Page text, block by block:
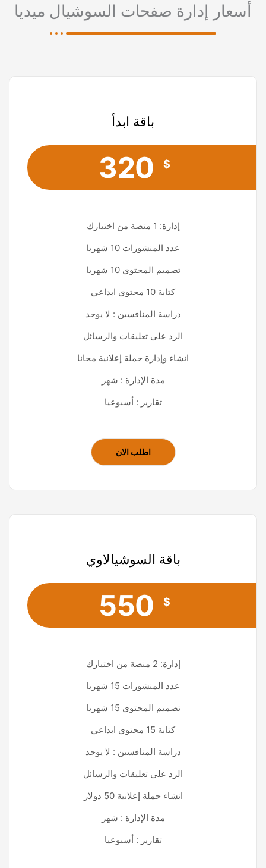
أسعار إدارة صفحات السوشيال ميديا
باقة ابدأ
$
320
إدارة: 1 منصة من اختيارك
عدد المنشورات 10 شهريا
تصميم المحتوي 10 شهريا
كتابة 10 محتوي ابداعي
دراسة المنافسين : لا يوجد
الرد علي تعليقات والرسائل
انشاء وإدارة حملة إعلانية مجانا
مدة الإدارة : شهر
تقارير : أسبوعيا
اطلب الان
باقة السوشيالاوي
$
550
إدارة: 2 منصة من اختيارك
عدد المنشورات 15 شهريا
تصميم المحتوي 15 شهريا
كتابة 15 محتوي ابداعي
دراسة المنافسين : لا يوجد
الرد علي تعليقات والرسائل
انشاء حملة إعلانية 50 دولار
مدة الإدارة : شهر
تقارير : أسبوعيا